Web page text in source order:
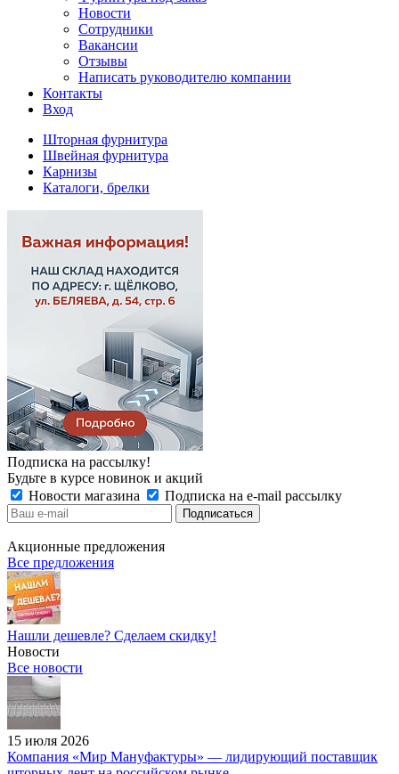
Новости
Сотрудники
Вакансии
Отзывы
Написать руководителю компании
Контакты
Вход
Шторная фурнитура
Швейная фурнитура
Карнизы
Каталоги, брелки
Подписка на рассылку!
Будьте в курсе новинок и акций
Новости магазина
Подписка на e-mail рассылку
Акционные предложения
Все предложения
Нашли дешевле? Сделаем скидку!
Новости
Все новости
15 июля 2026
Компания «Мир Мануфактуры» — лидирующий поставщик